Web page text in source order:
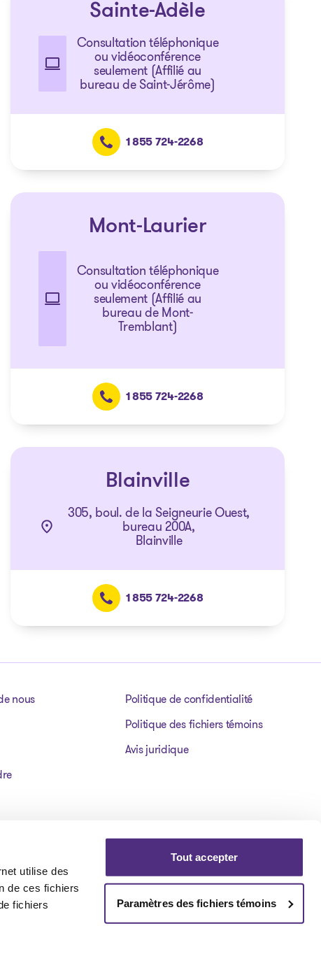
utilise des
de ces fichiers
fichiers
Tout accepter
Paramètres des fichiers témoins
Sainte-Adèle
Consultation téléphonique
ou vidéoconférence
seulement (Affilié au
bureau de Saint-Jérôme)
1 855 724-2268
Mont-Laurier
Consultation téléphonique
ou vidéoconférence
seulement (Affilié au
bureau de Mont-
Tremblant)
1 855 724-2268
Blainville
305, boul. de la Seigneurie Ouest,
bureau 200A,
Blainville
1 855 724-2268
nous
Politique de confidentialité
Politique des fichiers témoins
Avis juridique